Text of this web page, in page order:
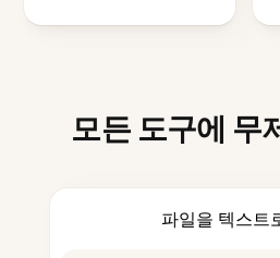
모든 도구에 무
파일을 텍스트